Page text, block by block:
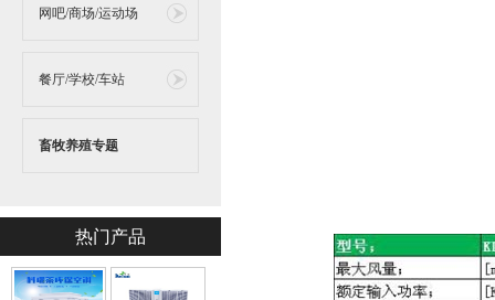
网吧/商场/运动场
餐厅/学校/车站
畜牧养殖专题
热门产品